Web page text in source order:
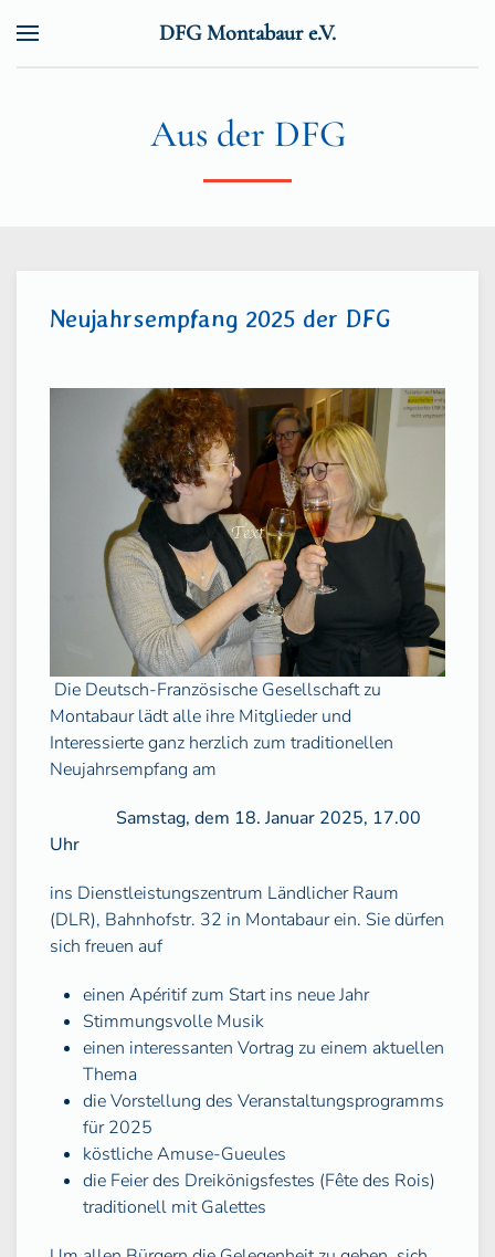
DFG Montabaur e.V.
Aus der DFG
Neujahrsempfang 2025 der DFG
Die Deutsch-Französische Gesellschaft zu
Montabaur lädt alle ihre Mitglieder und
Interessierte ganz herzlich zum traditionellen
Neujahrsempfang am
Samstag, dem 18. Januar 2025, 17.00
Uhr
ins Dienstleistungszentrum Ländlicher Raum
(DLR), Bahnhofstr. 32 in Montabaur ein. Sie dürfen
sich freuen auf
einen Apéritif zum Start ins neue Jahr
Stimmungsvolle Musik
einen interessanten Vortrag zu einem aktuellen
Thema
die Vorstellung des Veranstaltungsprogramms
für 2025
köstliche Amuse-Gueules
die Feier des Dreikönigsfestes (Fête des Rois)
traditionell mit Galettes